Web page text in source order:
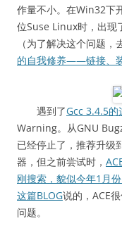
作量不小。在Win32下
位Suse Linux时，出现
（为了解决这个问题
的自我修养——链接、
遇到了Gcc 3.4.5
Warning。从GNU
已经停止了，推荐升
器，但之前尝试时，
刚搜索，貌似今年1月
这篇BLOG说的，ACE
问题。